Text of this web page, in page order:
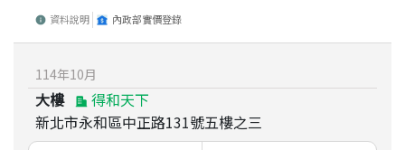
資料說明 內政部實價登錄
114年10月
大樓
得和天下
新北市永和區中正路131號五樓之三